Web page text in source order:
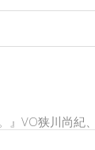
』VO狭川尚紀